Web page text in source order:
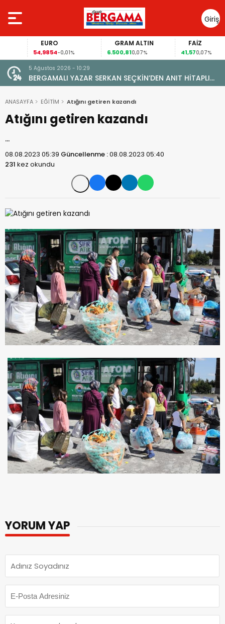
Giriş
Yap
EURO
54,9854-0,01%
GRAM ALTIN
6.500,810,07%
FAİZ
41,570,07%
5 Ağustos 2026 - 10:29
BERGAMALI YAZAR SERKAN SEÇKİN’DEN ANIT HİTAPLI
KİTAP: “PERGAMON’DAN ARTVİN’E”
ANASAYFA EĞİTİM Atığını getiren kazandı
Atığını getiren kazandı
…
08.08.2023 05:39 Güncellenme :08.08.2023 05:40
231 kez okundu
YORUM YAP